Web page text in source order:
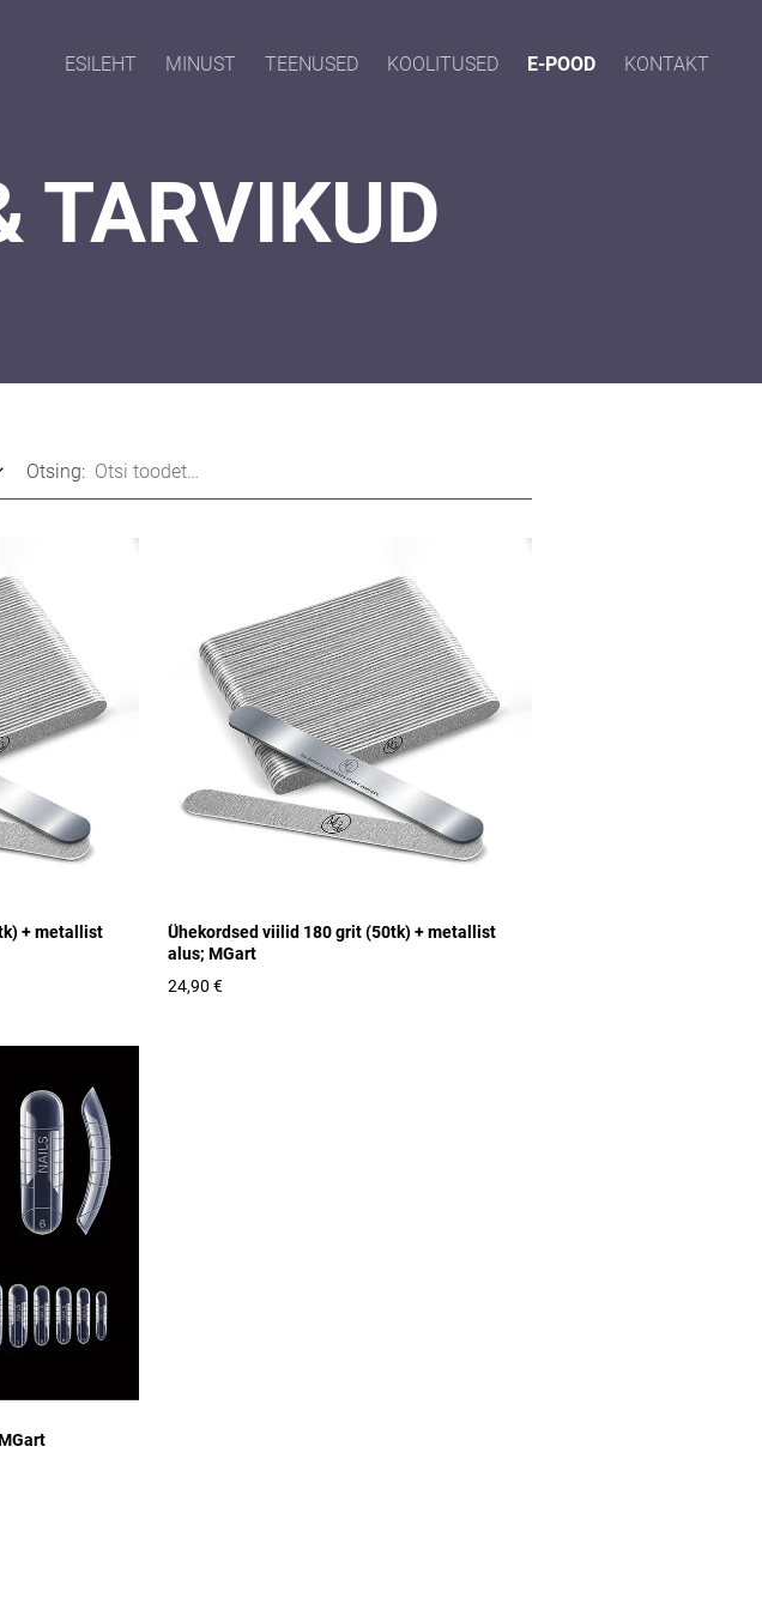
ESILEHT MINUST TEENUSED KOOLITUSED E-POOD KONTAKT
TARVIKUD
Otsing:
+ metallist
Ühekordsed viilid 180 grit (50tk) + metallist
alus; MGart
24,90 €